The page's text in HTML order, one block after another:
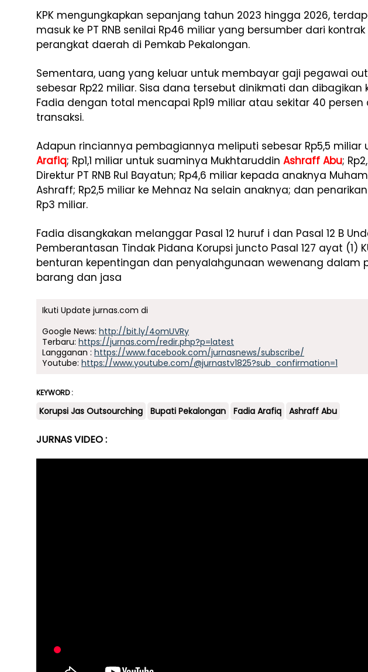
KPK mengungkapkan sepanjang tahun 2023 hingga 2026,
masuk ke PT RNB senilai Rp46 miliar yang bersumber dari
perangkat daerah di Pemkab Pekalongan.
Sementara, uang yang keluar untuk membayar gaji pegawai
sebesar Rp22 miliar. Sisa dana tersebut dinikmati dan dibagikan
Fadia dengan total mencapai Rp19 miliar atau sekitar 40
transaksi.
Adapun rinciannya pembagiannya meliputi sebesar Rp5,5 miliar
Arafiq; Rp1,1 miliar untuk suaminya Mukhtaruddin Ashraff Abu;
Direktur PT RNB Rul Bayatun; Rp4,6 miliar kepada anaknya
Ashraff; Rp2,5 miliar ke Mehnaz Na selain anaknya; dan
Rp3 miliar.
Fadia disangkakan melanggar Pasal 12 huruf i dan Pasal 12 B
Pemberantasan Tindak Pidana Korupsi juncto Pasal 127 ayat (1)
benturan kepentingan dan penyalahgunaan wewenang dalam
barang dan jasa
Ikuti Update jurnas.com di
Google News: http://bit.ly/4omUVRy
Terbaru: https://jurnas.com/redir.php?p=latest
Langganan : https://www.facebook.com/jurnasnews/subscribe/
Youtube: https://www.youtube.com/@jurnastv1825?sub_confirmation=1
KEYWORD :
Korupsi Jas Outsourching Bupati Pekalongan Fadia Arafiq Ashraff Abu
JURNAS VIDEO :